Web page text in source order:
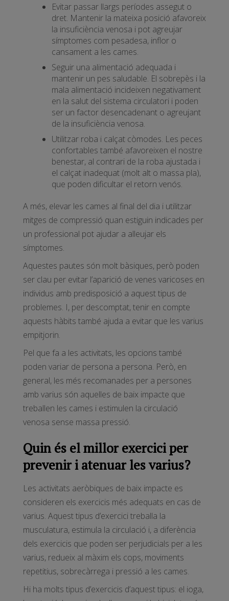
Evitar passar llargs períodes assegut o
dret. Mantenir la mateixa posició afavoreix
la insuficiència venosa i pot agreujar
símptomes com pesadesa, inflor o
cansament a les cames.
Seguir una alimentació adequada i
mantenir un pes saludable. El sobrepès i la
mala alimentació incideixen negativament
en la salut del sistema circulatori i poden
ser un factor desencadenant o agreujant
de la insuficiència venosa.
Utilitzar roba i calçat còmodes. Les peces
confortables també afavoreixen el nostre
benestar, al contrari de la roba ajustada i
el calçat inadequat (molt alt o massa pla),
que poden dificultar el retorn venós.
A més, elevar les cames al final del dia i utilitzar
mitges de compressió quan estiguin indicades per
un professional pot ajudar a alleujar els
símptomes.
Aquestes pautes són molt bàsiques, però poden
ser clau per evitar l’aparició de venes varicoses en
individus amb predisposició a aquest tipus de
problemes. I, per descomptat, tenir en compte
aquests hàbits també ajuda a evitar que les varius
empitjorin.
Pel que fa a les activitats, les opcions també
poden variar de persona a persona. Però, en
general, les més recomanades per a persones
amb varius són aquelles de baix impacte que
treballen les cames i estimulen la circulació
venosa sense massa pressió.
Quin és el millor exercici per
prevenir i atenuar les varius?
Les activitats aeròbiques de baix impacte es
consideren els exercicis més adequats en cas de
varius. Aquest tipus d’exercici treballa la
musculatura, estimula la circulació i, a diferència
dels exercicis que poden ser perjudicials per a les
varius, redueix al màxim els cops, moviments
repetitius, sobrecàrrega i pressió a les cames.
Hi ha molts tipus d’exercicis d’aquest tipus: el ioga,